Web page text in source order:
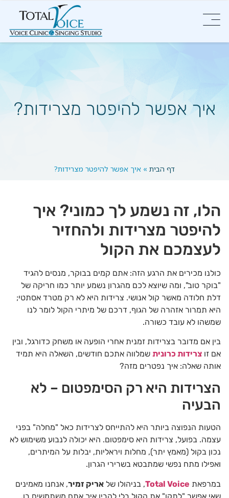
איך אפשר להיפטר מצרידות?
דף הבית » איך אפשר להיפטר מצרידות?
הלו, זה נשמע לך כמוני? איך
להיפטר מצרידות ולהחזיר
לעצמכם את הקול
כולנו מכירים את הרגע הזה: אתם קמים בבוקר, מנסים להגיד
"בוקר טוב", ומה שיוצא לכם מהגרון נשמע יותר כמו חריקה של
דלת חלודה מאשר קול אנושי. צרידות היא לא רק מטרד אסתטי;
היא תמרור אזהרה של הגוף, דרכם של מיתרי הקול לומר לנו
שמשהו לא עובד כשורה.
בין אם מדובר בצרידות זמנית אחרי הופעה או משחק כדורגל, ובין
אם זו צרידות כרונית שמלווה אתכם חודשים, השאלה היא תמיד
אותה שאלה: איך נפטרים מזה?
הצרידות היא רק הסימפטום – לא
הבעיה
הטעות הנפוצה ביותר היא להתייחס לצרידות כאל "מחלה" בפני
עצמה. בפועל, צרידות היא סימפטום. היא יכולה לנבוע משימוש לא
נכון בקול (מאמץ יתר), מחלות ויראליות, יבלות על המיתרים,
ואפילו מתח נפשי שמתבטא בשרירי הגרון.
במרפאת Total Voice, בניהולו של אריק זמיר, אנחנו מאמינים